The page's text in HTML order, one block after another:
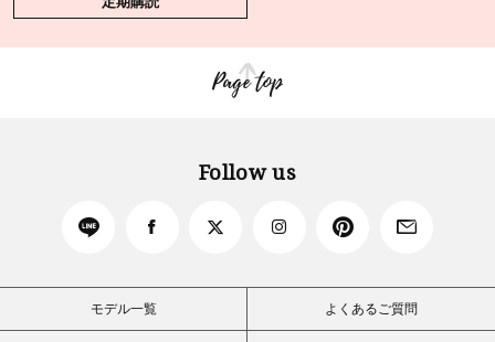
Page top
Follow us
モデル一覧 よくあるご質問